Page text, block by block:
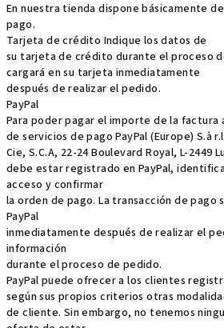
En nuestra tienda dispone básicamente
pago.
Tarjeta de crédito Indique los datos de
su tarjeta de crédito durante el proceso
cargará en su tarjeta inmediatamente
después de realizar el pedido.
PayPal
Para poder pagar el importe de la
de servicios de pago PayPal (Europe) S.à
Cie, S.C.A, 22-24 Boulevard Royal, L-2449
debe estar registrado en PayPal,
acceso y confirmar
la orden de pago. La transacción de pago
PayPal
inmediatamente después de realizar el
información
durante el proceso de pedido.
PayPal puede ofrecer a los clientes
según sus propios criterios otras
de cliente. Sin embargo, no tenemos